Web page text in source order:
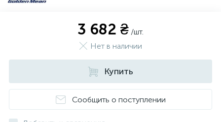
3 682 ₴ /шт.
Нет в наличии
Купить
Сообщить о поступлении